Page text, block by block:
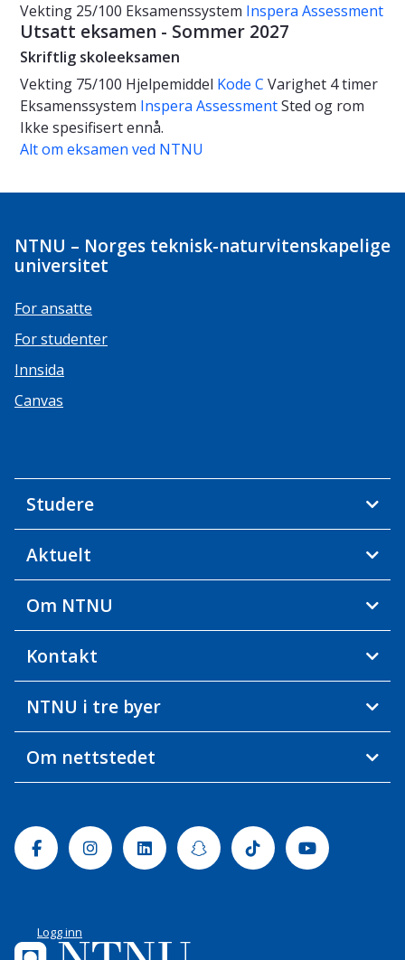
Vekting 25/100 Eksamenssystem Inspera Assessment
Utsatt eksamen - Sommer 2027
Skriftlig skoleeksamen
Vekting 75/100 Hjelpemiddel Kode C Varighet 4 timer
Eksamenssystem Inspera AssessmentSted og rom
Ikke spesifisert ennå.
Alt om eksamen ved NTNU
NTNU – Norges teknisk-naturvitenskapelige
universitet
For ansatte
For studenter
Innsida
Canvas
Studere
Aktuelt
Om NTNU
Kontakt
NTNU i tre byer
Om nettstedet
FacebookInstagramLinkedinSnapchatTiktok Youtube
Logg inn